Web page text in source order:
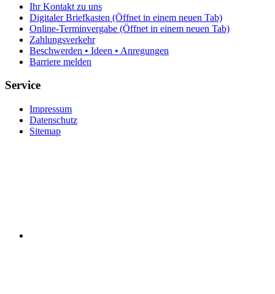
Ihr Kontakt zu uns
Digitaler Briefkasten (Öffnet in einem neuen Tab)
Online-Terminvergabe (Öffnet in einem neuen Tab)
Zahlungsverkehr
Beschwerden • Ideen • Anregungen
Barriere melden
Service
Impressum
Datenschutz
Sitemap